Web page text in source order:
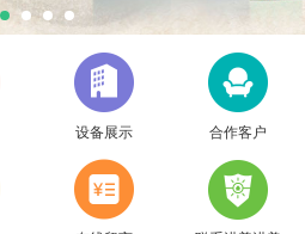
设备展示 合作客户